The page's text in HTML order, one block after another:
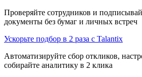
Проверяйте сотрудников и
документы без бумаг и личных встреч
Ускорьте подбор в 2 раза с Talantix
Автоматизируйте сбор откликов,
собирайте аналитику в 2 клика